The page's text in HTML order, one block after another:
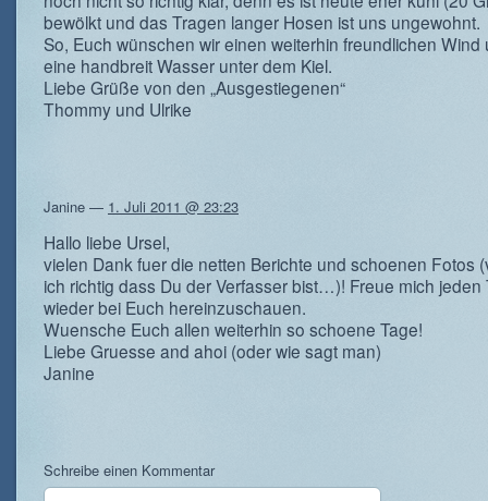
bewölkt und das Tragen langer Hosen ist uns ungewohnt.
So, Euch wünschen wir einen weiterhin freundlichen Wind
eine handbreit Wasser unter dem Kiel.
Liebe Grüße von den „Ausgestiegenen“
Thommy und Ulrike
Janine — 1. Juli 2011 @ 23:23
Hallo liebe Ursel,
vielen Dank fuer die netten Berichte und schoenen Fotos
ich richtig dass Du der Verfasser bist…)! Freue mich jeden
wieder bei Euch hereinzuschauen.
Wuensche Euch allen weiterhin so schoene Tage!
Liebe Gruesse and ahoi (oder wie sagt man)
Janine
Schreibe einen Kommentar